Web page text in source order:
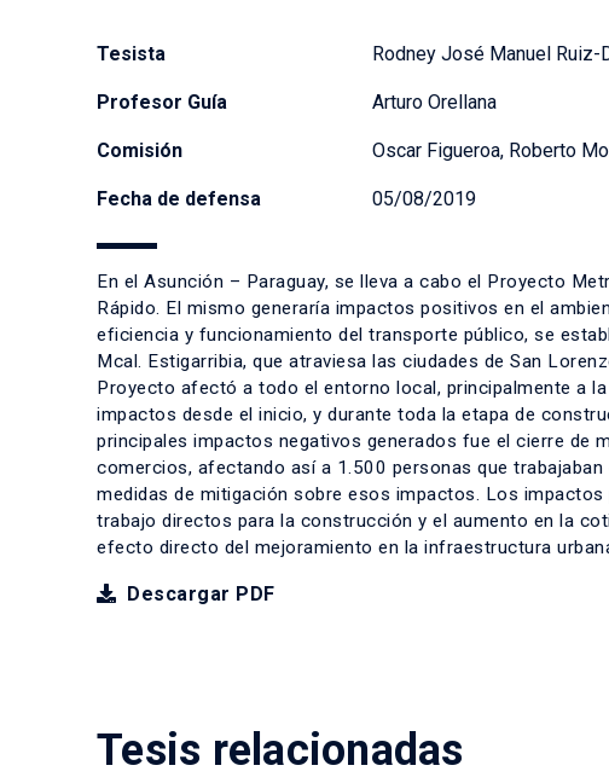
Tesista Rodney José Manuel Ruiz-
Profesor Guía Arturo Orellana
Comisión Oscar Figueroa, Roberto
Fecha de defensa 05/08/2019
En el Asunción – Paraguay, se lleva a cabo el Proyecto
Rápido. El mismo generaría impactos positivos en el
eficiencia y funcionamiento del transporte público, se
Mcal. Estigarribia, que atraviesa las ciudades de San
Proyecto afectó a todo el entorno local, principalmente a
impactos desde el inicio, y durante toda la etapa de
principales impactos negativos generados fue el cierre de
comercios, afectando así a 1.500 personas que
medidas de mitigación sobre esos impactos. Los
trabajo directos para la construcción y el aumento en la
efecto directo del mejoramiento en la infraestructura
Descargar PDF
Tesis relacionadas